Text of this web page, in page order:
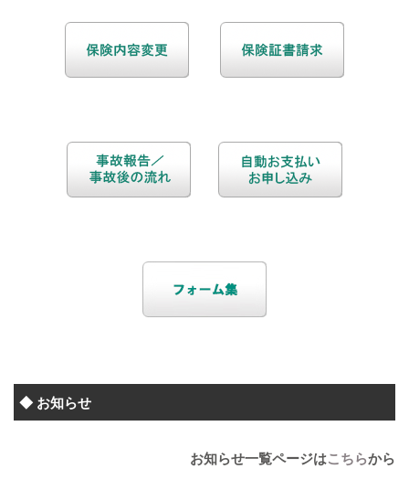
◆ お知らせ
お知らせ一覧ページはこちらから